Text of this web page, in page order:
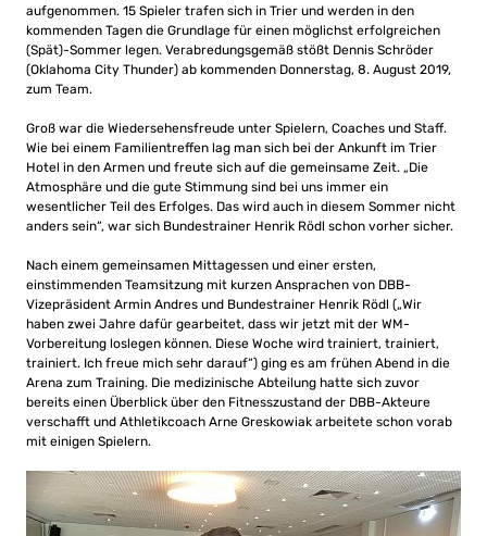
aufgenommen. 15 Spieler trafen sich in Trier und werden in den
kommenden Tagen die Grundlage für einen möglichst erfolgreichen
(Spät)-Sommer legen. Verabredungsgemäß stößt Dennis Schröder
(Oklahoma City Thunder) ab kommenden Donnerstag, 8. August 2019,
zum Team.
Groß war die Wiedersehensfreude unter Spielern, Coaches und Staff.
Wie bei einem Familientreffen lag man sich bei der Ankunft im Trier
Hotel in den Armen und freute sich auf die gemeinsame Zeit. „Die
Atmosphäre und die gute Stimmung sind bei uns immer ein
wesentlicher Teil des Erfolges. Das wird auch in diesem Sommer nicht
anders sein“, war sich Bundestrainer Henrik Rödl schon vorher sicher.
Nach einem gemeinsamen Mittagessen und einer ersten,
einstimmenden Teamsitzung mit kurzen Ansprachen von DBB-
Vizepräsident Armin Andres und Bundestrainer Henrik Rödl („Wir
haben zwei Jahre dafür gearbeitet, dass wir jetzt mit der WM-
Vorbereitung loslegen können. Diese Woche wird trainiert, trainiert,
trainiert. Ich freue mich sehr darauf“) ging es am frühen Abend in die
Arena zum Training. Die medizinische Abteilung hatte sich zuvor
bereits einen Überblick über den Fitnesszustand der DBB-Akteure
verschafft und Athletikcoach Arne Greskowiak arbeitete schon vorab
mit einigen Spielern.